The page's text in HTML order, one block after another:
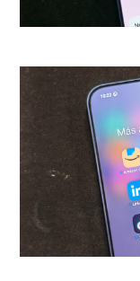
los
reloj
acierto
los
hasta
hasta los